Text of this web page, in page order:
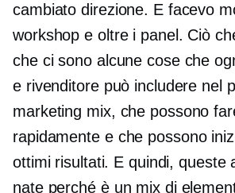
cambiato direzione. E facevo
workshop e oltre i panel. Ciò
che ci sono alcune cose che
e rivenditore può includere nel
marketing mix, che possono
rapidamente e che possono
ottimi risultati. E quindi, queste
nate perché è un mix di